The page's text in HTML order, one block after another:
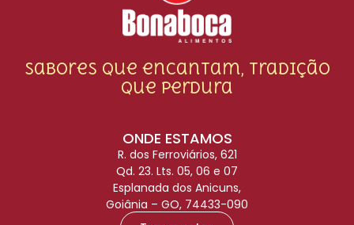
Sabores que encantam, tradição
que perdura
ONDE ESTAMOS
R. dos Ferroviários, 621
Qd. 23. Lts. 05, 06 e 07
Esplanada dos Anicuns,
Goiânia – GO, 74433-090